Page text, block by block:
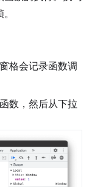
窗格会记录函数调
数，然后从下拉